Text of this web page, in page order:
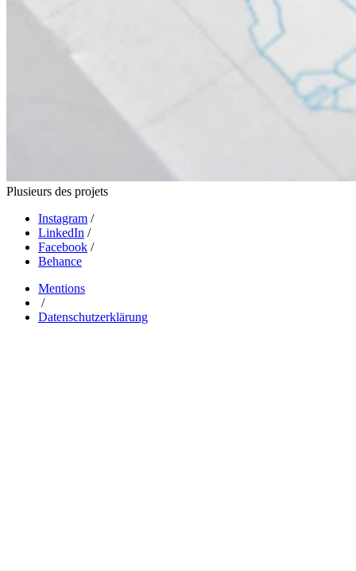
Plusieurs des projets
Instagram /
LinkedIn /
Facebook /
Behance
Mentions
/
Datenschutzerklärung